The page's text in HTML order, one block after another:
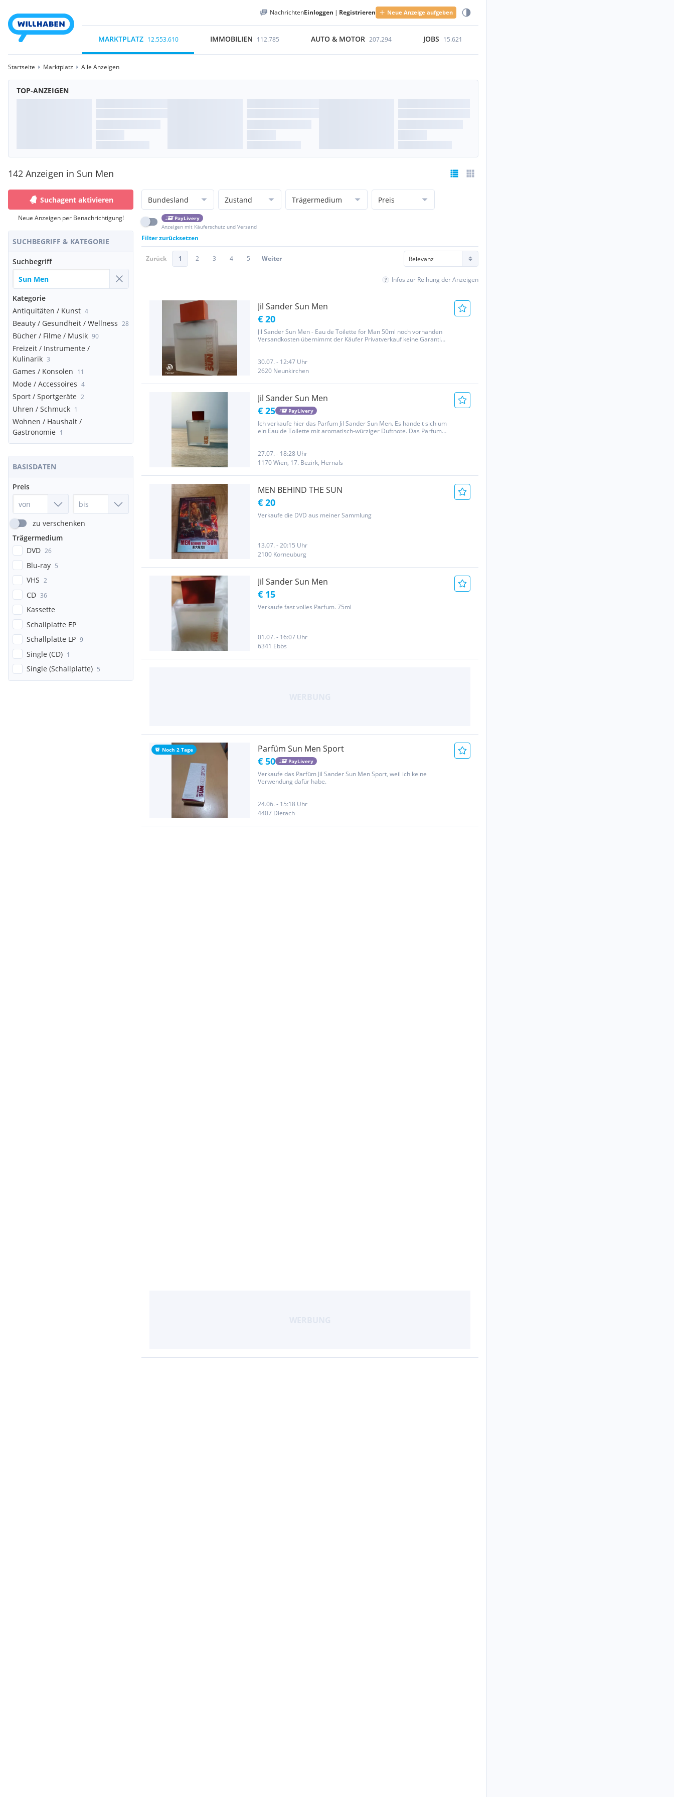
NachrichtenEinloggen | Registrieren Neue Anzeige aufgeben
MARKTPLATZ 12.553.610 IMMOBILIEN 112.785 AUTO & MOTOR 207.294 JOBS 15.621
Startseite Marktplatz Alle Anzeigen
TOP-ANZEIGEN
142 Anzeigen in Sun Men
Suchagent aktivieren
Neue Anzeigen per Benachrichtigung!
SUCHBEGRIFF & KATEGORIE
Suchbegriff
Kategorie
Antiquitäten / Kunst 4
Beauty / Gesundheit / Wellness 28
Bücher / Filme / Musik 90
Freizeit / Instrumente /
Kulinarik 3
Games / Konsolen 11
Mode / Accessoires 4
Sport / Sportgeräte 2
Uhren / Schmuck 1
Wohnen / Haushalt /
Gastronomie 1
BASISDATEN
Preis
zu verschenken
Trägermedium
DVD 26
Blu-ray 5
VHS 2
CD 36
Kassette
Schallplatte EP
Schallplatte LP 9
Single (CD) 1
Single (Schallplatte) 5
Bundesland Zustand Trägermedium Preis
PayLivery
Anzeigen mit Käuferschutz und Versand
Filter zurücksetzen
Zurück 1 2 3 4 5 Weiter
Infos zur Reihung der Anzeigen
Jil Sander Sun Men
€ 20
Jil Sander Sun Men - Eau de Toilette for Man 50ml noch vorhanden
Versandkosten übernimmt der Käufer Privatverkauf keine Garantie,
30.07. - 12:47 Uhr
2620 Neunkirchen
Jil Sander Sun Men
€ 25 PayLivery
Ich verkaufe hier das Parfum Jil Sander Sun Men. Es handelt sich um
ein Eau de Toilette mit aromatisch-würziger Duftnote. Das Parfum
27.07. - 18:28 Uhr
1170 Wien, 17. Bezirk, Hernals
MEN BEHIND THE SUN
€ 20
Verkaufe die DVD aus meiner Sammlung
13.07. - 20:15 Uhr
2100 Korneuburg
Jil Sander Sun Men
€ 15
Verkaufe fast volles Parfum. 75ml
01.07. - 16:07 Uhr
6341 Ebbs
Noch 2 Tage Parfüm Sun Men Sport
€ 50 PayLivery
Verkaufe das Parfüm Jil Sander Sun Men Sport, weil ich keine
Verwendung dafür habe.
24.06. - 15:18 Uhr
4407 Dietach